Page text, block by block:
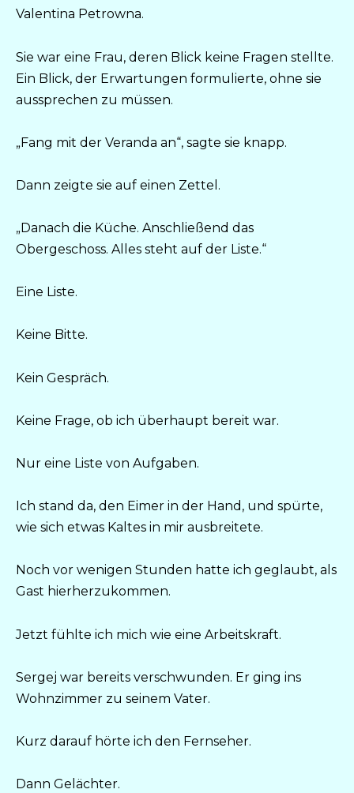
Valentina Petrowna.
Sie war eine Frau, deren Blick keine Fragen stellte.
Ein Blick, der Erwartungen formulierte, ohne sie
aussprechen zu müssen.
„Fang mit der Veranda an“, sagte sie knapp.
Dann zeigte sie auf einen Zettel.
„Danach die Küche. Anschließend das
Obergeschoss. Alles steht auf der Liste.“
Eine Liste.
Keine Bitte.
Kein Gespräch.
Keine Frage, ob ich überhaupt bereit war.
Nur eine Liste von Aufgaben.
Ich stand da, den Eimer in der Hand, und spürte,
wie sich etwas Kaltes in mir ausbreitete.
Noch vor wenigen Stunden hatte ich geglaubt, als
Gast hierherzukommen.
Jetzt fühlte ich mich wie eine Arbeitskraft.
Sergej war bereits verschwunden. Er ging ins
Wohnzimmer zu seinem Vater.
Kurz darauf hörte ich den Fernseher.
Dann Gelächter.